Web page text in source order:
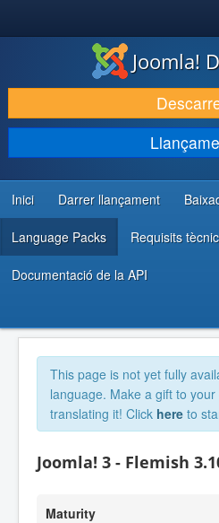
DESCARREGA & AMPLIA
DESCOBRIR & APRENDRE
COMUNITAT & SUPORT
RECURSOS PER DESENVOLUPADORS/
Joomla!
Inici Darrer llançament
Language Packs Requisits
Documentació de la API
This page is not yet fully
language. Make a gift to
translating it! Click here to
Joomla! 3 - Flemish
Maturity